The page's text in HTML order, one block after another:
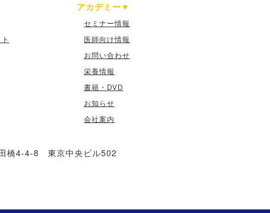
アカデミー
セミナー情報
医師向け情報
お問い合わせ
栄養情報
書籍・DVD
お知らせ
会社案内
橋4-4-8 東京中央ビル502